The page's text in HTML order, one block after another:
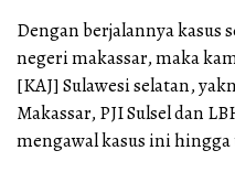
Dengan berjalannya kasus
negeri makassar, maka
[KAJ] Sulawesi selatan,
Makassar, PJI Sulsel dan
mengawal kasus ini